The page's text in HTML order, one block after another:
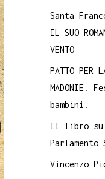
Santa
IL SUO
VENTO
PATTO PER
bambini.
Il libro su
Vincenzo